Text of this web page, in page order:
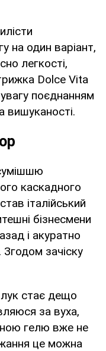
на один варіант,
легкості,
Dolce Vita
поєднанням
вишуканості.
каскадного
італійський
бізнесмени
і акуратно
Згодом зачіску
стає дещо
за вуха,
гелю вже не
це можна